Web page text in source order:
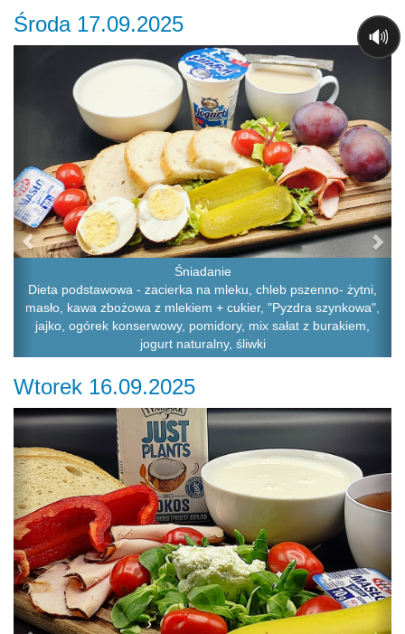
Środa 17.09.2025
Śniadanie
Dieta podstawowa - zacierka na mleku, chleb pszenno- żytni,
masło, kawa zbożowa z mlekiem + cukier, "Pyzdra szynkowa",
jajko, ogórek konserwowy, pomidory, mix sałat z burakiem,
jogurt naturalny, śliwki
Wtorek 16.09.2025
Previous
🔊